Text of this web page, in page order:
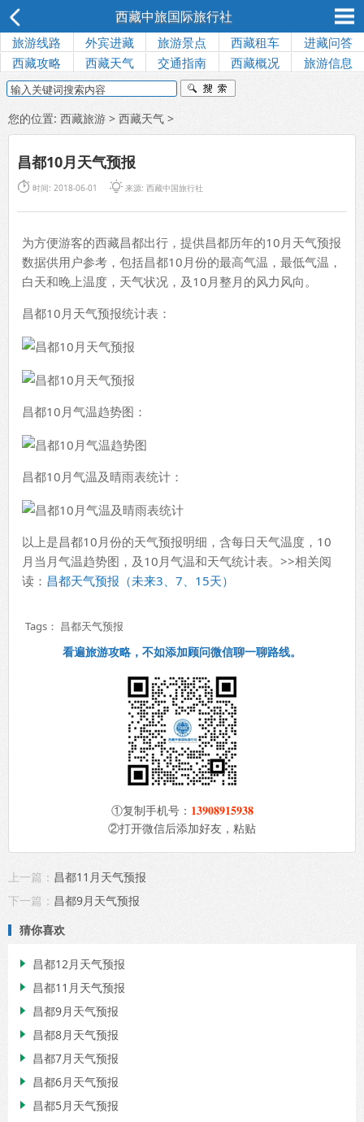
西藏中旅国际旅行社
旅游线路 外宾进藏 旅游景点 西藏租车
进藏问答
西藏攻略
西藏天气 交通指南 西藏概况 旅游信息
您的位置: 西藏旅游 > 西藏天气 >
昌都10月天气预报
 时间: 2018-06-01 来源: 西藏中国旅行社
为方便游客的西藏昌都出行，提供昌都历年的10月天气预报
数据供用户参考，包括昌都10月份的最高气温，最低气温，
白天和晚上温度，天气状况，及10月整月的风力风向。
昌都10月天气预报统计表：
昌都10月气温趋势图：
昌都10月气温及晴雨表统计：
以上是昌都10月份的天气预报明细，含每日天气温度，10
月当月气温趋势图，及10月气温和天气统计表。>>相关阅
读： 昌都天气预报（未来3、7、15天）
Tags： 昌都天气预报
看遍旅游攻略，不如添加顾问微信聊一聊路线。
①复制手机号： 13908915938
②打开微信后添加好友，粘贴
上一篇： 昌都11月天气预报
下一篇： 昌都9月天气预报
猜你喜欢
 昌都12月天气预报
 昌都11月天气预报
 昌都9月天气预报
 昌都8月天气预报
 昌都7月天气预报
 昌都6月天气预报
 昌都5月天气预报